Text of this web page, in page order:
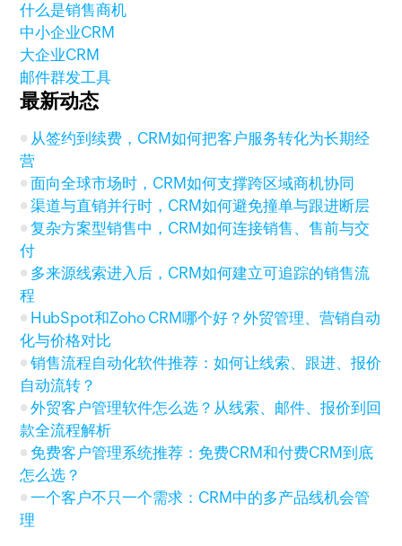
什么是销售商机
中小企业CRM
大企业CRM
邮件群发工具
最新动态
从签约到续费，CRM如何把客户服务转化为长期经
营
面向全球市场时，CRM如何支撑跨区域商机协同
渠道与直销并行时，CRM如何避免撞单与跟进断层
复杂方案型销售中，CRM如何连接销售、售前与交
付
多来源线索进入后，CRM如何建立可追踪的销售流
程
HubSpot和Zoho CRM哪个好？外贸管理、营销自动
化与价格对比
销售流程自动化软件推荐：如何让线索、跟进、报价
自动流转？
外贸客户管理软件怎么选？从线索、邮件、报价到回
款全流程解析
免费客户管理系统推荐：免费CRM和付费CRM到底
怎么选？
一个客户不只一个需求：CRM中的多产品线机会管
理